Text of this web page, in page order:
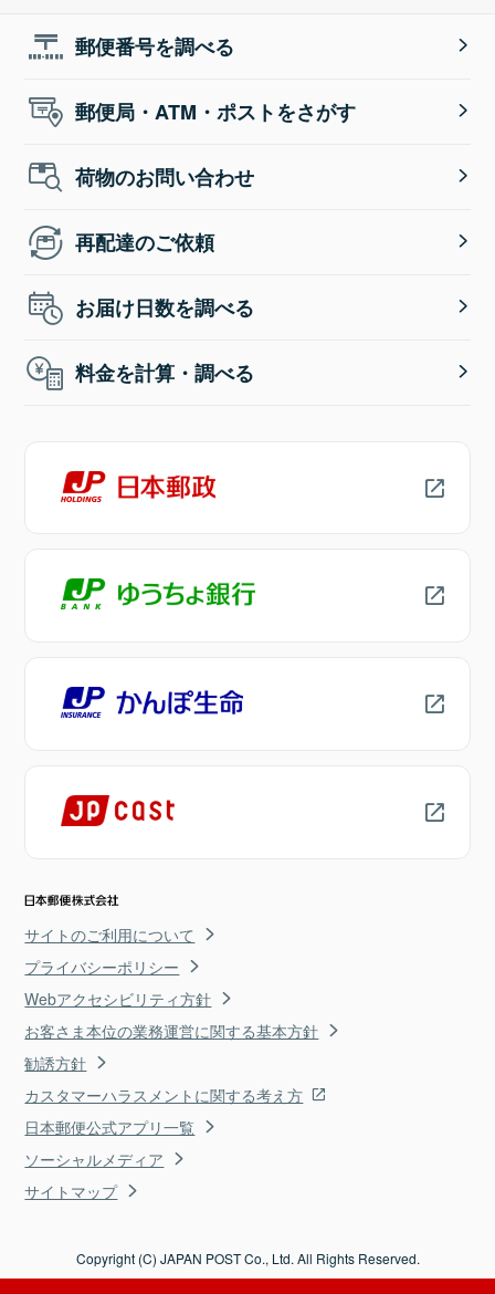
郵便番号を調べる
郵便局・ATM・ポストをさがす
荷物のお問い合わせ
再配達のご依頼
お届け日数を調べる
料金を計算・調べる
サイトのご利用について
プライバシーポリシー
Webアクセシビリティ方針
お客さま本位の業務運営に関する基本方針
勧誘方針
カスタマーハラスメントに関する考え方
日本郵便公式アプリ一覧
ソーシャルメディア
サイトマップ
Copyright (C) JAPAN POST Co., Ltd. All Rights Reserved.